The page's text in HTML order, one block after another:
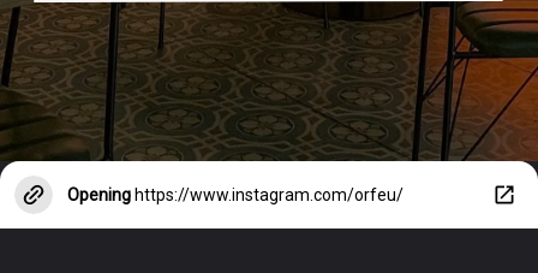
Opening https://www.instagram.com/orfeu/